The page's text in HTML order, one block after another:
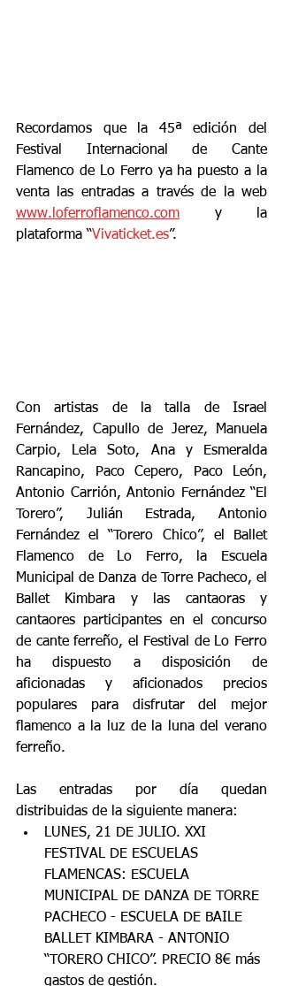
Recordamos que la 45ª edición del
Festival Internacional de Cante
Flamenco de Lo Ferro ya ha puesto a la
www.loferroflamenco.com y la
plataforma “Vivaticket.es”.
Con artistas de la talla de Israel
Fernández, Capullo de Jerez, Manuela
Carpio, Lela Soto, Ana y Esmeralda
Rancapino, Paco Cepero, Paco León,
Antonio Carrión, Antonio Fernández “El
Torero”, Julián Estrada, Antonio
Fernández el “Torero Chico”, el Ballet
Flamenco de Lo Ferro, la Escuela
Municipal de Danza de Torre Pacheco, el
Ballet Kimbara y las cantaoras y
cantaores participantes en el concurso
de cante ferreño, el Festival de Lo Ferro
ha dispuesto a disposición de
aficionadas y aficionados precios
populares para disfrutar del mejor
flamenco a la luz de la luna del verano
ferreño.
Las entradas por día quedan
distribuidas de la siguiente manera:
LUNES, 21 DE JULIO. XXI
FESTIVAL DE ESCUELAS
FLAMENCAS: ESCUELA
MUNICIPAL DE DANZA DE TORRE
PACHECO - ESCUELA DE BAILE
BALLET KIMBARA - ANTONIO
“TORERO CHICO”. PRECIO 8€ más
gastos de gestión.